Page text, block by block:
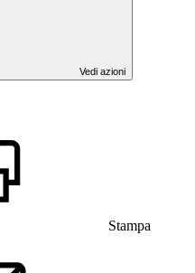
Vedi azioni
Stampa